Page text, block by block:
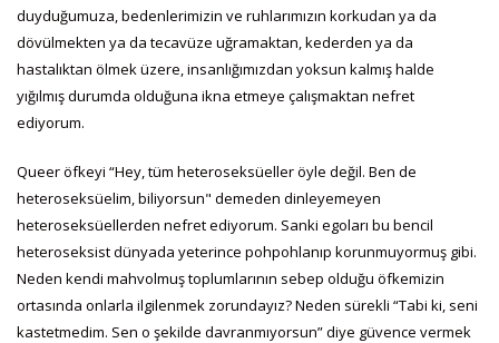
duyduğumuza, bedenlerimizin ve ruhlarımızın korkudan ya da
dövülmekten ya da tecavüze uğramaktan, kederden ya da
hastalıktan ölmek üzere, insanlığımızdan yoksun kalmış halde
yığılmış durumda olduğuna ikna etmeye çalışmaktan nefret
ediyorum.
Queer öfkeyi “Hey, tüm heteroseksüeller öyle değil. Ben de
heteroseksüelim, biliyorsun" demeden dinleyemeyen
heteroseksüellerden nefret ediyorum. Sanki egoları bu bencil
heteroseksist dünyada yeterince pohpohlanıp korunmuyormuş gibi.
Neden kendi mahvolmuş toplumlarının sebep olduğu öfkemizin
ortasında onlarla ilgilenmek zorundayız? Neden sürekli “Tabi ki, seni
kastetmedim. Sen o şekilde davranmıyorsun” diye güvence vermek